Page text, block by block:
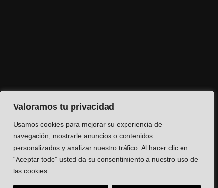
Valoramos tu privacidad
Usamos cookies para mejorar su experiencia de
navegación, mostrarle anuncios o contenidos
personalizados y analizar nuestro tráfico. Al hacer clic en
“Aceptar todo” usted da su consentimiento a nuestro uso de
las cookies.